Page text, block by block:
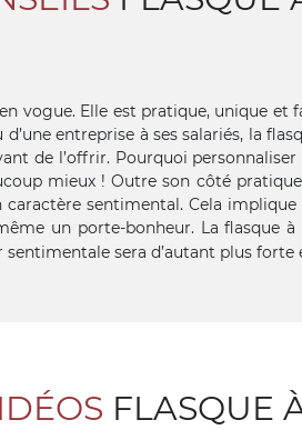
vogue. Elle est pratique, unique
entreprise à ses salariés, la
de l’offrir. Pourquoi
mieux ! Outre son côté
sentimental. Cela
un porte-bonheur. La flasque
sera d’autant plus forte
FLASQUE